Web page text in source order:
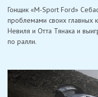
добыл
важную
победу
Гонщик «M-Sport Ford»
проблемами своих главных
Невиля и Отта Тянака и
по ралли.